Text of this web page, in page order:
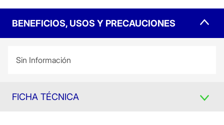
BENEFICIOS, USOS Y PRECAUCIONES
Sin Información
FICHA TÉCNICA